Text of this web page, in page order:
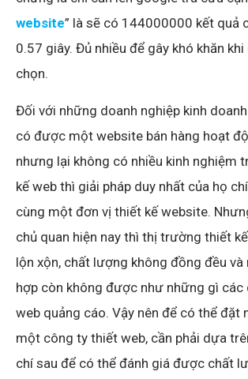
website” là sẽ có 144000000 kết quả
0.57 giây. Đủ nhiều để gây khó khăn
chọn.
Đối với những doanh nghiệp kinh
có được một website bán hàng hoạt
nhưng lại không có nhiều kinh nghiệm
kế web thì giải pháp duy nhất của họ
cùng một đơn vị thiết kế website.
chủ quan hiện nay thì thị trường thiết
lộn xộn, chất lượng không đồng đều
hợp còn không được như những gì
web quảng cáo. Vậy nên để có thể đặt
một công ty thiết web, cần phải dựa
chí sau để có thể đánh giá được chất